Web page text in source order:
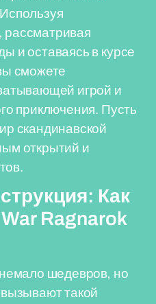
и оставаясь в курсе
сможете
игрой и
приключения. Пусть
скандинавской
открытий и
Как
Ragnarok
шедевров, но
такой